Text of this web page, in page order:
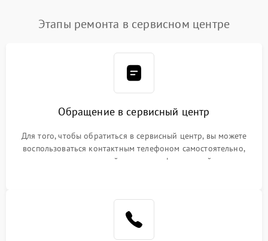
Этапы ремонта в сервисном центре
Обращение в сервисный центр
Для того, чтобы обратиться в сервисный центр, вы можете
воспользоваться контактным телефоном самостоятельно,
или оставить свой номер телефона на сайте